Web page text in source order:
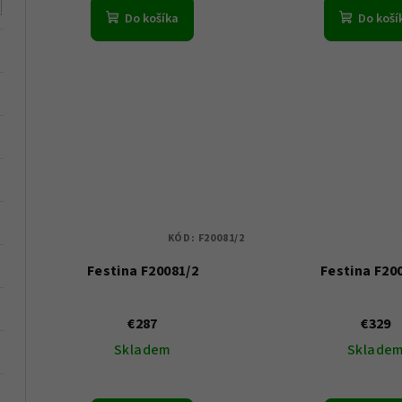
Do košíka Do
Festina F20081/2
€287
Skladem
KÓD: F20081/2
Festina
€329
Skladem